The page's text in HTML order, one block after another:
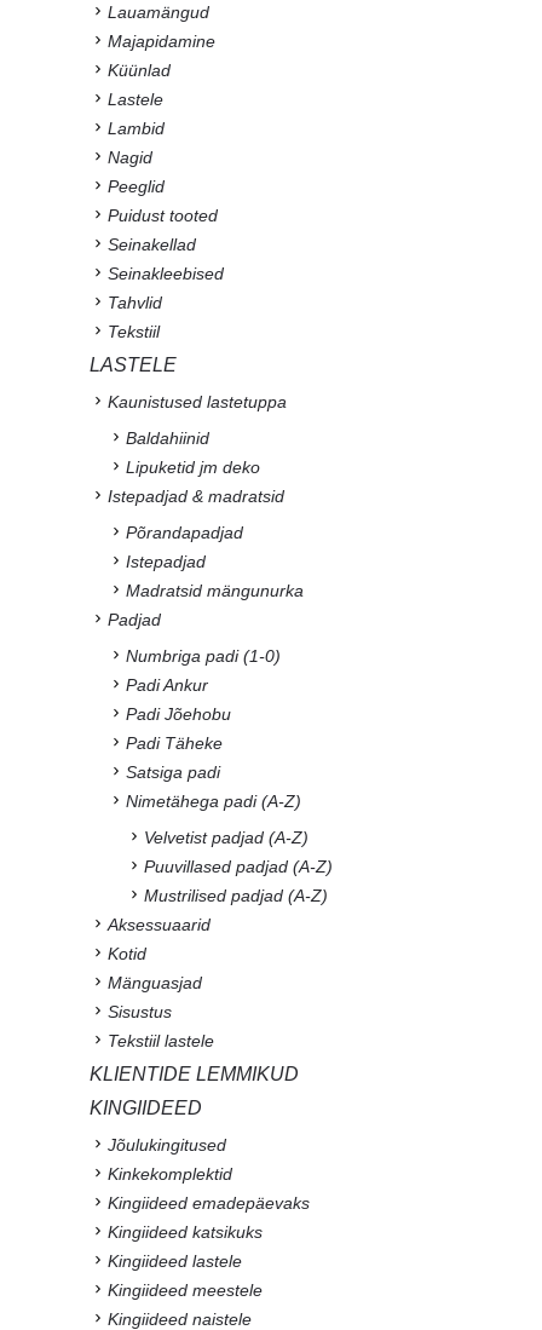
Lauamängud
Majapidamine
Küünlad
Lastele
Lambid
Nagid
Peeglid
Puidust tooted
Seinakellad
Seinakleebised
Tahvlid
Tekstiil
LASTELE
Kaunistused lastetuppa
Baldahiinid
Lipuketid jm deko
Istepadjad & madratsid
Põrandapadjad
Istepadjad
Madratsid mängunurka
Padjad
Numbriga padi (1-0)
Padi Ankur
Padi Jõehobu
Padi Täheke
Satsiga padi
Nimetähega padi (A-Z)
Velvetist padjad (A-Z)
Puuvillased padjad (A-Z)
Mustrilised padjad (A-Z)
Aksessuaarid
Kotid
Mänguasjad
Sisustus
Tekstiil lastele
KLIENTIDE LEMMIKUD
KINGIIDEED
Jõulukingitused
Kinkekomplektid
Kingiideed emadepäevaks
Kingiideed katsikuks
Kingiideed lastele
Kingiideed meestele
Kingiideed naistele